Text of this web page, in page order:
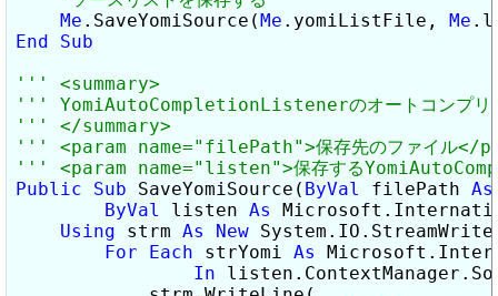
Me .SaveYomiSource(Me .yomiListFile, Me
End
Sub
Public Sub SaveYomiSource( ByVal filePath As
ByVal
listen As
Using strm As New
For
Each strYomi As
In